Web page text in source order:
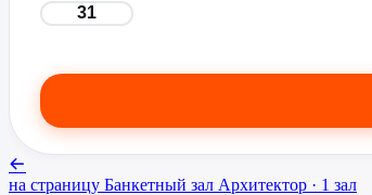
31
на страницу Банкетный зал Архитектор · 1 зал